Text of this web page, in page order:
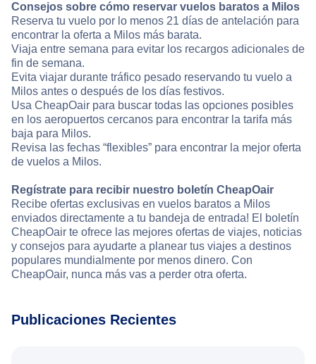
Consejos sobre cómo reservar vuelos baratos a Milos
Reserva tu vuelo por lo menos 21 días de antelación para
encontrar la oferta a Milos más barata.
Viaja entre semana para evitar los recargos adicionales de
fin de semana.
Evita viajar durante tráfico pesado reservando tu vuelo a
Milos antes o después de los días festivos.
Usa CheapOair para buscar todas las opciones posibles
en los aeropuertos cercanos para encontrar la tarifa más
baja para Milos.
Revisa las fechas “flexibles” para encontrar la mejor oferta
de vuelos a Milos.
Regístrate para recibir nuestro boletín CheapOair
Recibe ofertas exclusivas en vuelos baratos a Milos
enviados directamente a tu bandeja de entrada! El boletín
CheapOair te ofrece las mejores ofertas de viajes, noticias
y consejos para ayudarte a planear tus viajes a destinos
populares mundialmente por menos dinero. Con
CheapOair, nunca más vas a perder otra oferta.
Publicaciones Recientes